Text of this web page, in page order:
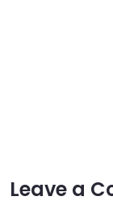
Leave a